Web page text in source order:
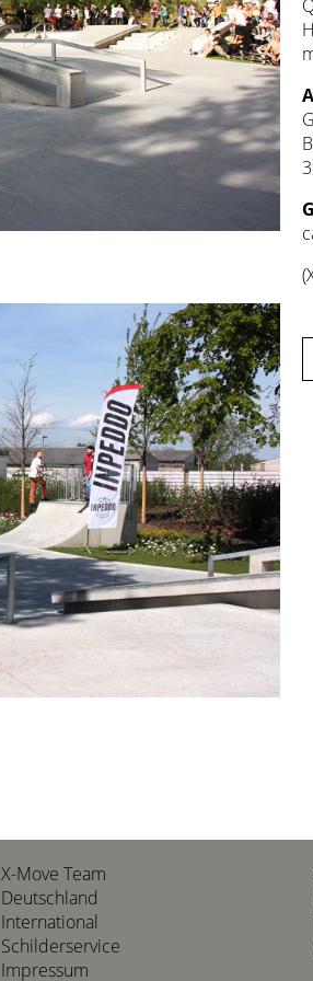
X-Move Team
Deutschland
International
Schilderservice
Impressum